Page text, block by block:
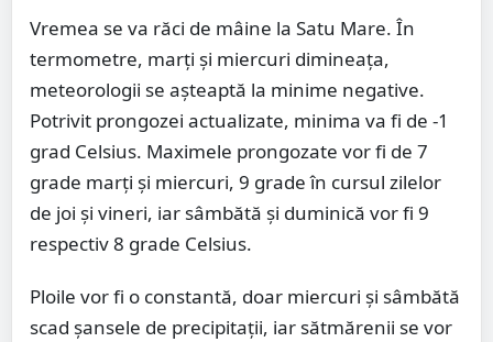
Vremea se va răci de mâine la Satu Mare. În
termometre, marți și miercuri dimineața,
meteorologii se așteaptă la minime negative.
Potrivit prongozei actualizate, minima va fi de -1
grad Celsius. Maximele prongozate vor fi de 7
grade marți și miercuri, 9 grade în cursul zilelor
de joi și vineri, iar sâmbătă și duminică vor fi 9
respectiv 8 grade Celsius.
Ploile vor fi o constantă, doar miercuri și sâmbătă
scad șansele de precipitații, iar sătmărenii se vor